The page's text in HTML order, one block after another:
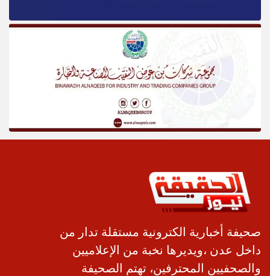
صحيفة أخبارية الكترونية مستقلة تدار من
داخل عدن ،ويديرها نخبة من الإعلاميين
والصحفيين المحترفين، تهتم الصحيفة